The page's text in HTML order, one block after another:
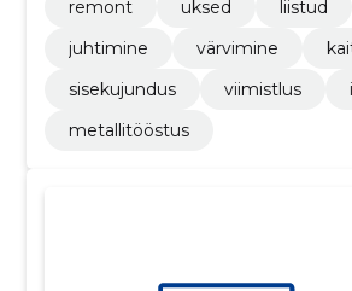
remont
uksed liistud
juhtimine
värvimine
sisekujundus
viimistlus
metallitööstus